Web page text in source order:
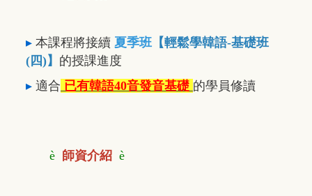
▸ 本課程將接續 夏季班 【輕鬆學韓語-基礎班
(四)】 的授課進度
▸ 適合 已有韓語40音發音基礎 的學員修讀
è 師資介紹 è